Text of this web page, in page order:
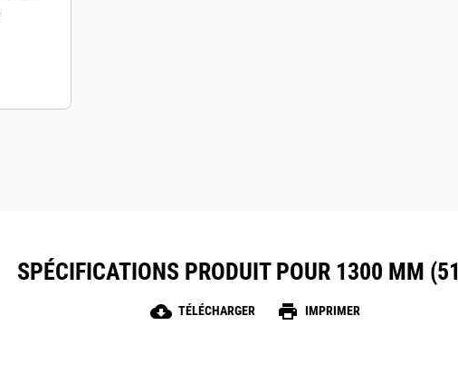
SPÉCIFICATIONS PRODUIT POUR 1300 MM
cloud_download TÉLÉCHARGER print IMPRIMER